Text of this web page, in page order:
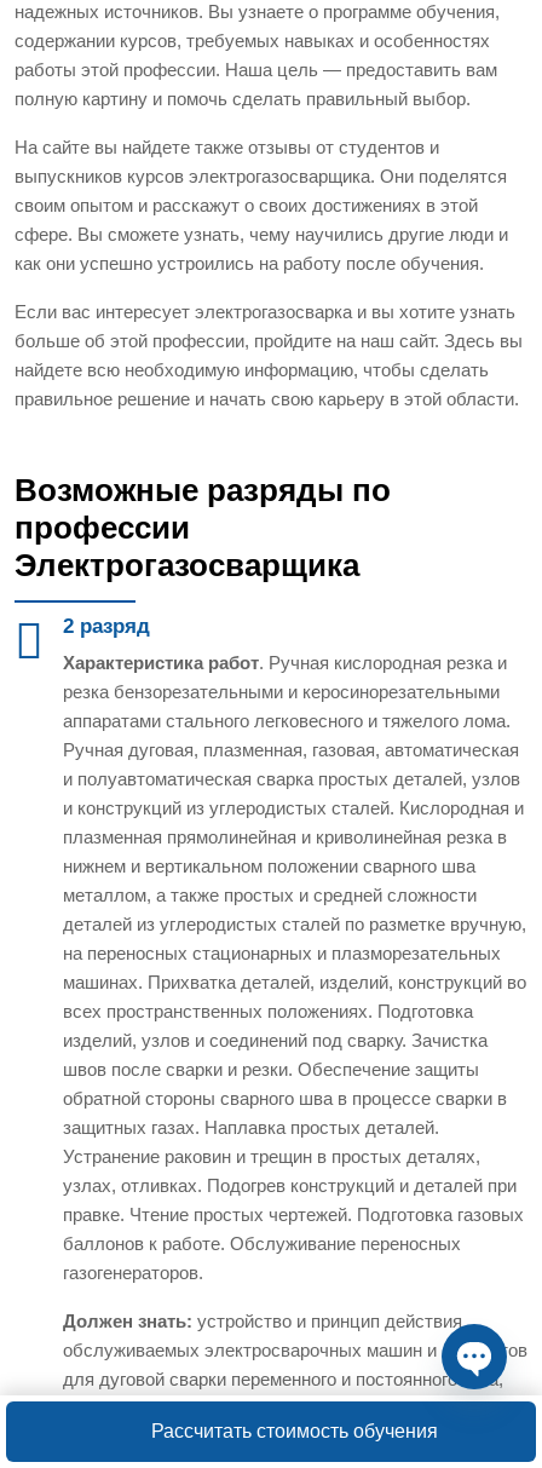
надежных источников. Вы узнаете о программе обучения,
содержании курсов, требуемых навыках и особенностях
работы этой профессии. Наша цель — предоставить вам
полную картину и помочь сделать правильный выбор.
На сайте вы найдете также отзывы от студентов и
выпускников курсов электрогазосварщика. Они поделятся
своим опытом и расскажут о своих достижениях в этой
сфере. Вы сможете узнать, чему научились другие люди и
как они успешно устроились на работу после обучения.
Если вас интересует электрогазосварка и вы хотите узнать
больше об этой профессии, пройдите на наш сайт. Здесь вы
найдете всю необходимую информацию, чтобы сделать
правильное решение и начать свою карьеру в этой области.
Возможные разряды по
профессии
Электрогазосварщика
2 разряд
Характеристика работ. Ручная кислородная резка и
резка бензорезательными и керосинорезательными
аппаратами стального легковесного и тяжелого лома.
Ручная дуговая, плазменная, газовая, автоматическая
и полуавтоматическая сварка простых деталей, узлов
и конструкций из углеродистых сталей. Кислородная и
плазменная прямолинейная и криволинейная резка в
нижнем и вертикальном положении сварного шва
металлом, а также простых и средней сложности
деталей из углеродистых сталей по разметке вручную,
на переносных стационарных и плазморезательных
машинах. Прихватка деталей, изделий, конструкций во
всех пространственных положениях. Подготовка
изделий, узлов и соединений под сварку. Зачистка
швов после сварки и резки. Обеспечение защиты
обратной стороны сварного шва в процессе сварки в
защитных газах. Наплавка простых деталей.
Устранение раковин и трещин в простых деталях,
узлах, отливках. Подогрев конструкций и деталей при
правке. Чтение простых чертежей. Подготовка газовых
баллонов к работе. Обслуживание переносных
газогенераторов.
Должен знать: устройство и принцип действия
обслуживаемых электросварочных машин и аппаратов
для дуговой сварки переменного и постоянного тока,
газосварочной и газорезательной аппаратуры,
газогенераторов, электросварочных автоматов и
Open
Рассчитать стоимость обучения